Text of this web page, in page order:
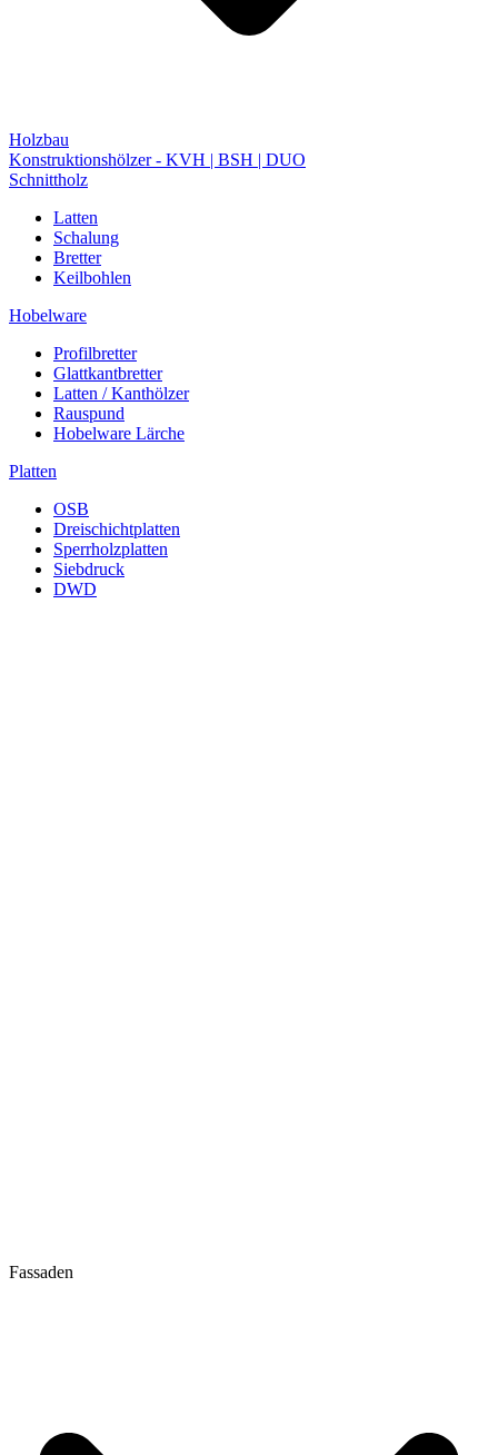
Holzbau
Konstruktionshölzer - KVH | BSH | DUO
Schnittholz
Latten
Schalung
Bretter
Keilbohlen
Hobelware
Profilbretter
Glattkantbretter
Latten / Kanthölzer
Rauspund
Hobelware Lärche
Platten
OSB
Dreischichtplatten
Sperrholzplatten
Siebdruck
DWD
Fassaden